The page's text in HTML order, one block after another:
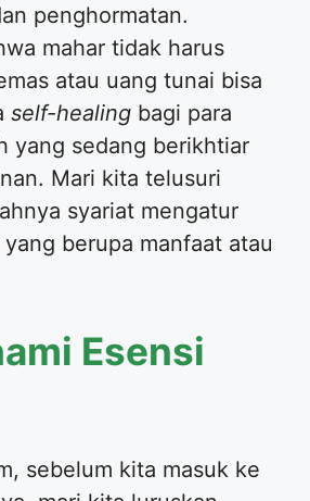
penghormatan.
mahar tidak harus
atau uang tunai bisa
self-healing bagi para
yang sedang berikhtiar
Mari kita telusuri
syariat mengatur
berupa manfaat atau
Esensi
sebelum kita masuk ke